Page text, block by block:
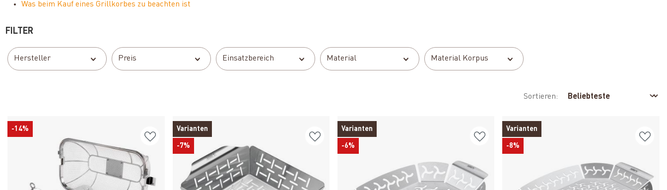
Was beim Kauf eines Grillkorbes zu beachten ist
FILTER
Hersteller Preis Einsatzbereich Material Material Korpus
Sortieren:
-14% Varianten
-7%
Varianten
-6%
Varianten
-8%